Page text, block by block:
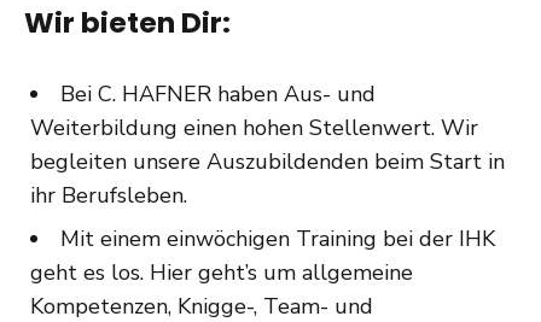
Wir bieten Dir:
Bei C. HAFNER haben Aus- und
Weiterbildung einen hohen Stellenwert. Wir
begleiten unsere Auszubildenden beim Start in
ihr Berufsleben.
Mit einem einwöchigen Training bei der IHK
geht es los. Hier geht’s um allgemeine
Kompetenzen, Knigge-, Team- und